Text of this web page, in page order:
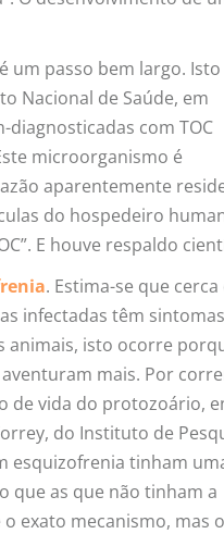
um passo bem largo. Isto
Nacional de Saúde, em
diagnosticadas com TOC
microorganismo é
aparentemente
do hospedeiro
E houve respaldo
. Estima-se que cerca
infectadas têm sintomas
animais, isto ocorre
mais. Por
de vida do protozoário,
do Instituto de
esquizofrenia tinham
que as que não tinham a
exato mecanismo, mas o